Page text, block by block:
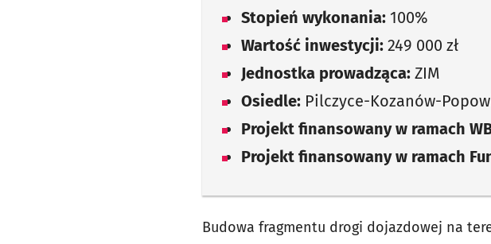
Stopień wykonania: 100%
Wartość inwestycji: 249 000 zł
Jednostka prowadząca: ZIM
Osiedle: Pilczyce-Kozanów-
Projekt finansowany w ramach
Projekt finansowany w ramach
Budowa fragmentu drogi dojazdowej na